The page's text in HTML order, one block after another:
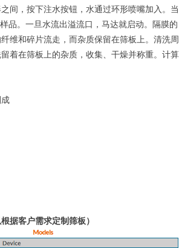
间，按下注水按钮，水通过环形喷嘴加入。当
品。一旦水流出溢流口，马达就启动。隔膜的
维和碎片流走，而杂质保留在筛板上。清洗周
着在筛板上的杂质，收集、干燥并称重。计算
据客户需求定制筛板）